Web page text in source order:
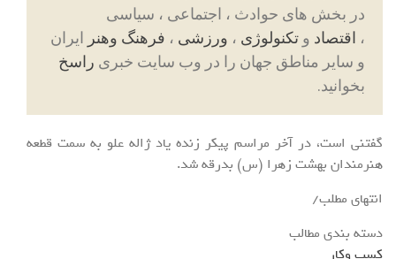
در بخش های حوادث ، اجتماعی ، سیاسی
، اقتصاد و تکنولوژی ، ورزشی ، فرهنگ وهنر ایران
و سایر مناطق جهان را در وب سایت خبری راسخ
بخوانید.
گفتنی است، در آخر مراسم پیکر زنده یاد ژاله علو به سمت قطعه
هنرمندان بهشت زهرا (س) بدرقه شد.
انتهای مطلب/
دسته بندی مطالب
کسب وکار